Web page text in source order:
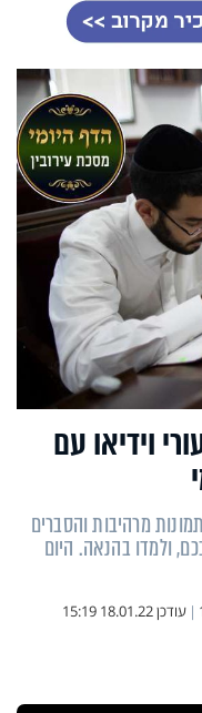
וידיאו עם
מרהיבות והסברים
ולמדו בהנאה. היום
| עודכן18.01.22 15:19